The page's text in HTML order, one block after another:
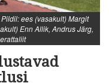
ees (vasakult) Margit
Enn Allik, Andrus Järg,